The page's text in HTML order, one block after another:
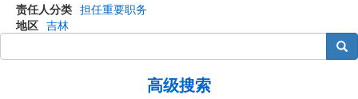
责任人分类 担任重要职务
地区 吉林
搜索
高级搜索